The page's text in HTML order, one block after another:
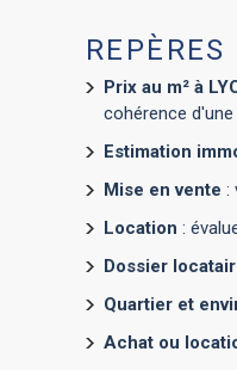
Prix au m² à
cohérence d'une
Estimation
Mise en vente :
Location :
Dossier
Quartier et
Achat ou